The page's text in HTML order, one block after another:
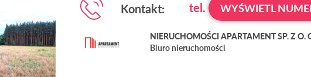
Kontakt: tel. WYŚWIETL
NIERUCHOMOŚCI APARTAMENT SP. Z O.
Biuro nieruchomości